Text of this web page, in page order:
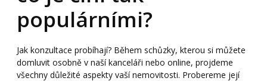
populárními?
Jak konzultace probíhají? Během schůzky, kterou si můžete
domluvit osobně v naší kanceláři nebo online, projdeme
všechny důležité aspekty vaší nemovitosti. Probereme její